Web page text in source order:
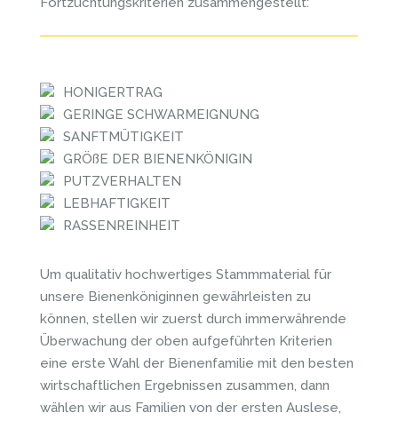
HONIGERTRAG
GERINGE SCHWARMEIGNUNG
SANFTMÜTIGKEIT
GRÖßE DER BIENENKÖNIGIN
PUTZVERHALTEN
LEBHAFTIGKEIT
RASSENREINHEIT
Um qualitativ hochwertiges Stammmaterial für
unsere Bienenköniginnen gewährleisten zu
können, stellen wir zuerst durch immerwährende
Überwachung der oben aufgeführten Kriterien
eine erste Wahl der Bienenfamilie mit den besten
wirtschaftlichen Ergebnissen zusammen, dann
wählen wir aus Familien von der ersten Auslese,